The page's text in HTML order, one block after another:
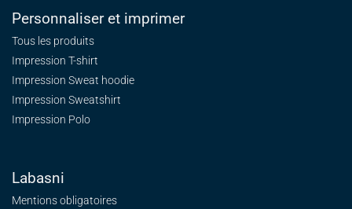
Personnaliser et imprimer
Tous les produits
Impression T-shirt
Impression Sweat hoodie
Impression Sweatshirt
Impression Polo
Labasni
Mentions obligatoires